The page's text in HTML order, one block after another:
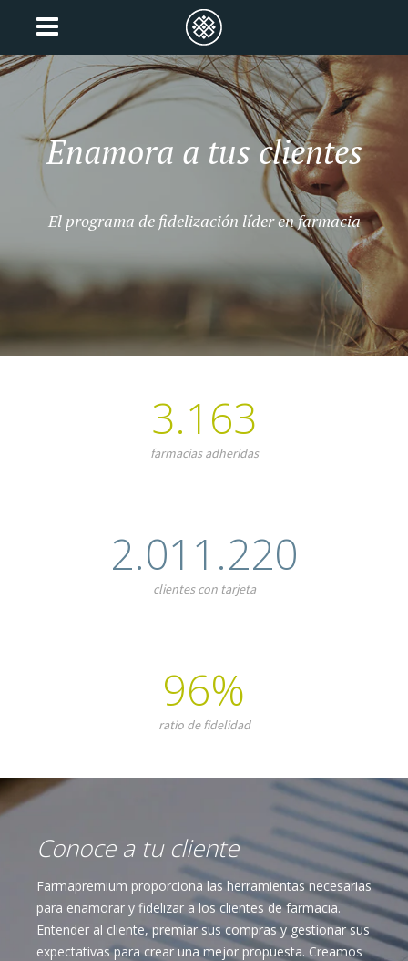
Enamora a tus clientes
El programa de fidelización líder en farmacia
3.163
farmacias adheridas
2.011.220
clientes con tarjeta
96%
ratio de fidelidad
Conoce a tu cliente
Farmapremium proporciona las herramientas necesarias
para enamorar y fidelizar a los clientes de farmacia.
Entender al cliente, premiar sus compras y gestionar sus
expectativas para crear una mejor propuesta. Creamos